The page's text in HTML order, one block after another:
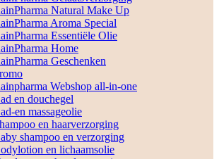
Natural Make Up
Aroma Special
Essentiële Olie
Home
Geschenken
Webshop all-in-one
en douchegel
en massageolie
en haarverzorging
shampoo en verzorging
en lichaamsolie